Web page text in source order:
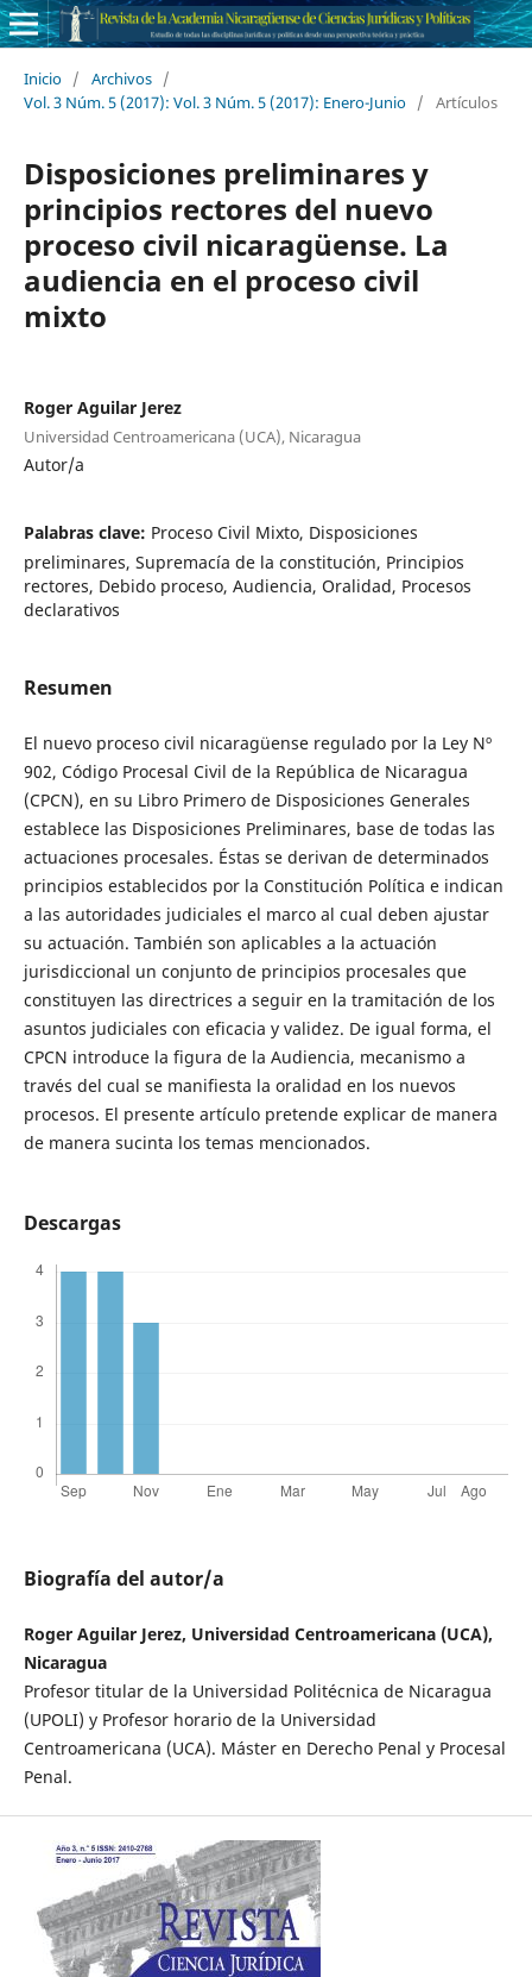
Inicio / Archivos /
Vol. 3 Núm. 5 (2017): Vol. 3 Núm. 5 (2017): Enero-Junio / Artículos
Disposiciones preliminares y
principios rectores del nuevo
proceso civil nicaragüense. La
audiencia en el proceso civil
mixto
Roger Aguilar Jerez
Universidad Centroamericana (UCA), Nicaragua
Autor/a
Palabras clave: Proceso Civil Mixto, Disposiciones
preliminares, Supremacía de la constitución, Principios
rectores, Debido proceso, Audiencia, Oralidad, Procesos
declarativos
Resumen
El nuevo proceso civil nicaragüense regulado por la Ley Nº
902, Código Procesal Civil de la República de Nicaragua
(CPCN), en su Libro Primero de Disposiciones Generales
establece las Disposiciones Preliminares, base de todas las
actuaciones procesales. Éstas se derivan de determinados
principios establecidos por la Constitución Política e indican
a las autoridades judiciales el marco al cual deben ajustar
su actuación. También son aplicables a la actuación
jurisdiccional un conjunto de principios procesales que
constituyen las directrices a seguir en la tramitación de los
asuntos judiciales con eficacia y validez. De igual forma, el
CPCN introduce la figura de la Audiencia, mecanismo a
través del cual se manifiesta la oralidad en los nuevos
procesos. El presente artículo pretende explicar de manera
de manera sucinta los temas mencionados.
Descargas
Biografía del autor/a
Roger Aguilar Jerez, Universidad Centroamericana (UCA),
Nicaragua
Profesor titular de la Universidad Politécnica de Nicaragua
(UPOLI) y Profesor horario de la Universidad
Centroamericana (UCA). Máster en Derecho Penal y Procesal
Penal.